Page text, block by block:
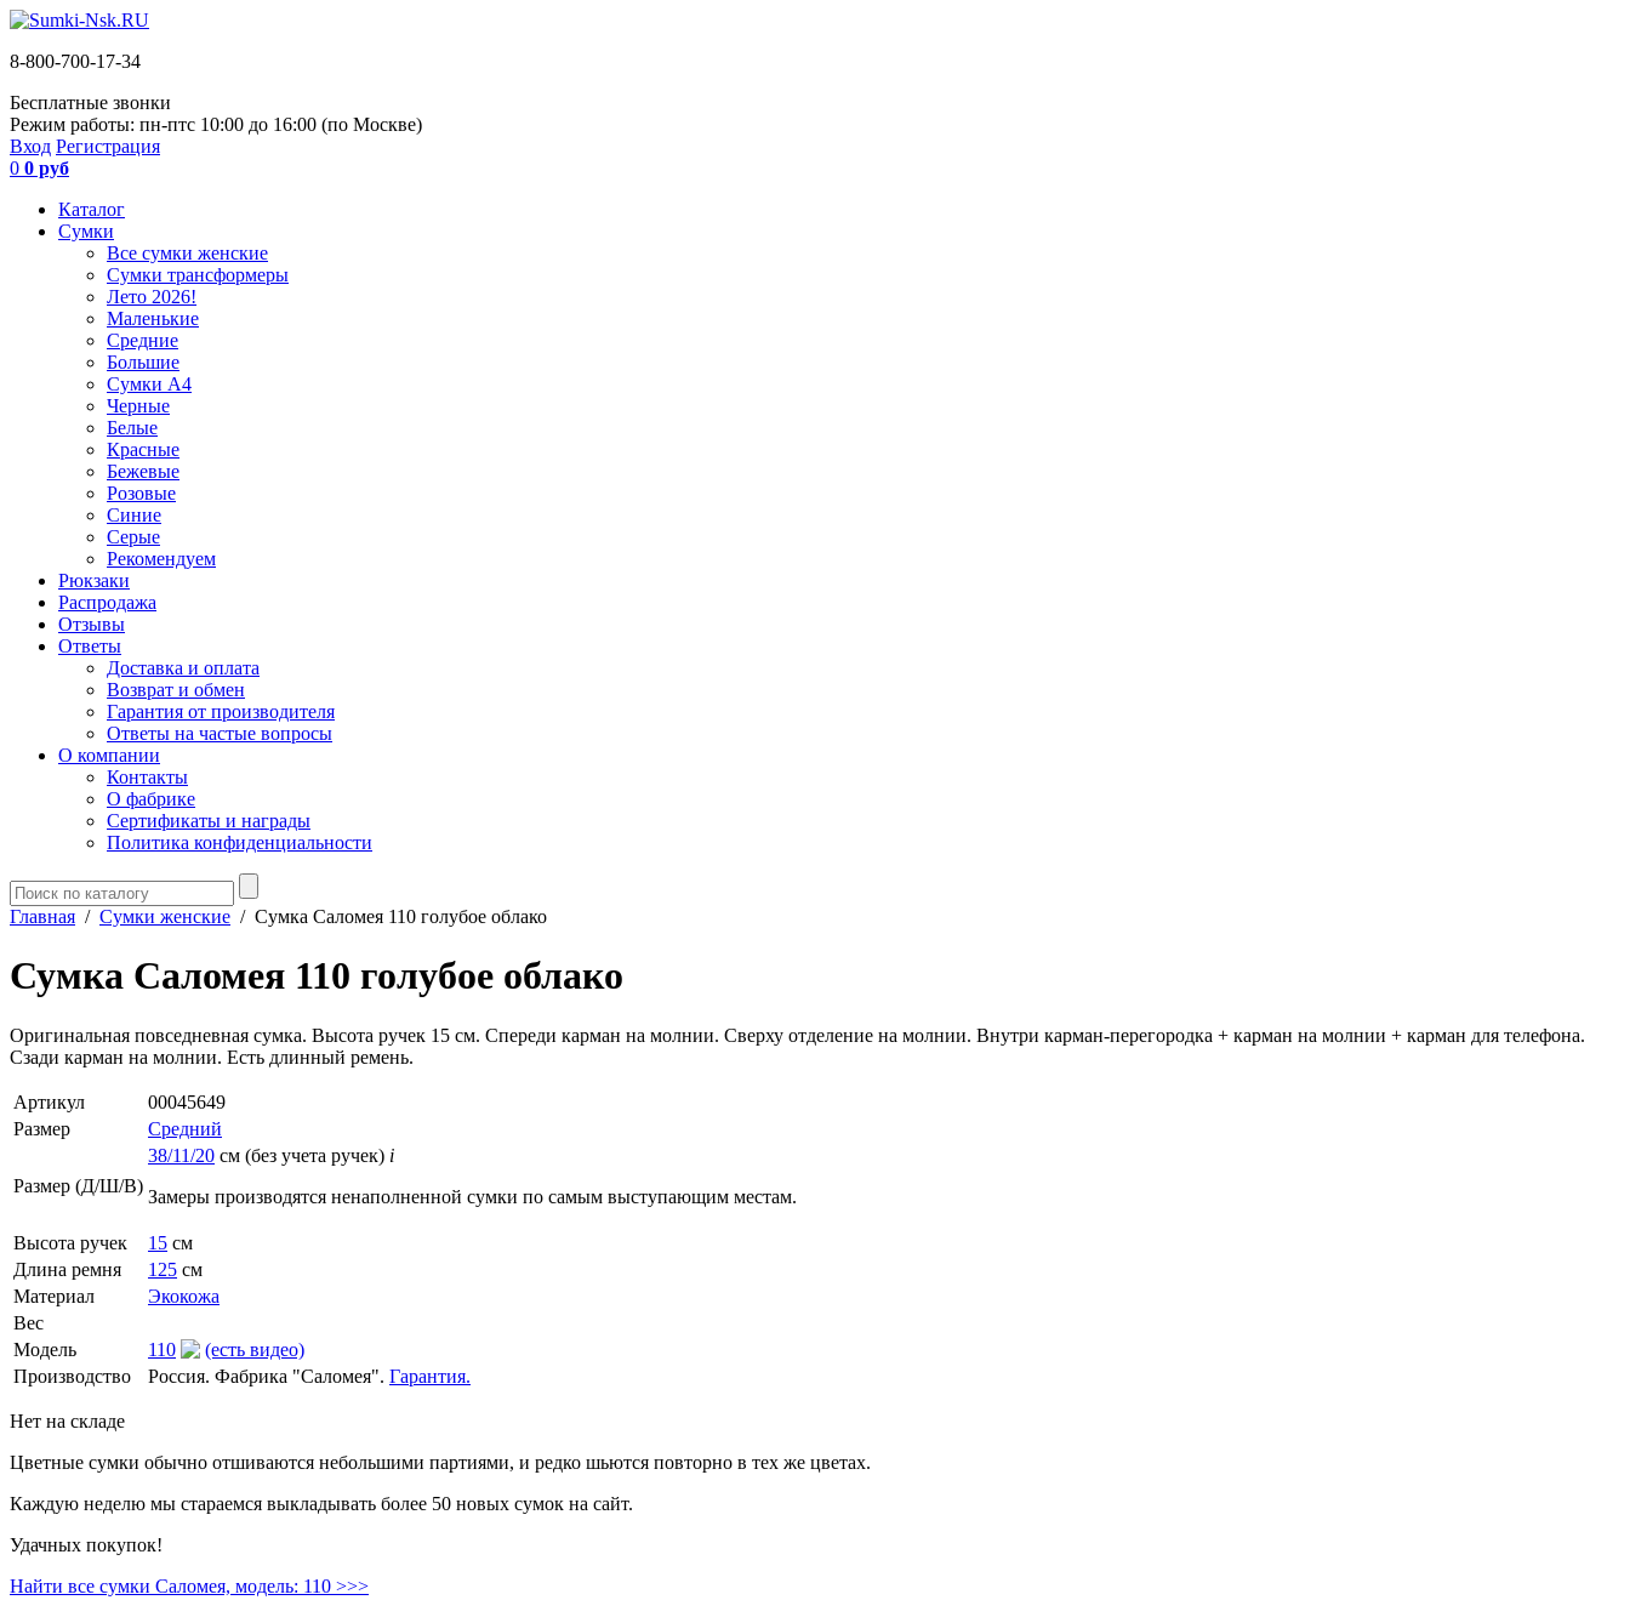
8-800-700-17-34
Бесплатные звонки
Режим работы: пн-птс 10:00 до 16:00 (по Москве)
Вход Регистрация
0 0 руб
Каталог
Сумки
Все сумки женские
Сумки трансформеры
Лето 2026!
Маленькие
Средние
Большие
Сумки А4
Черные
Белые
Красные
Бежевые
Розовые
Синие
Серые
Рекомендуем
Рюкзаки
Распродажа
Отзывы
Ответы
Доставка и оплата
Возврат и обмен
Гарантия от производителя
Ответы на частые вопросы
О компании
Контакты
О фабрике
Сертификаты и награды
Политика конфиденциальности
Главная / Сумки женские / Сумка Саломея 110 голубое облако
Сумка Саломея 110 голубое облако
Оригинальная повседневная сумка. Высота ручек 15 см. Спереди карман на молнии. Сверху отделение на молнии. Внутри карман-перегородка + карман на молнии + карман для телефона.
Сзади карман на молнии. Есть длинный ремень.
Артикул
00045649
Размер
Средний
Размер (Д/Ш/В)
38/11/20 см (без учета ручек) i
Замеры производятся ненаполненной сумки по самым выступающим местам.
Высота ручек 15 см
Длина ремня
125 см
Материал
Экокожа
Вес
Модель
110
(есть видео)
Производство
Россия. Фабрика "Саломея". Гарантия.
Нет на складе
Цветные сумки обычно отшиваются небольшими партиями, и редко шьются повторно в тех же цветах.
Каждую неделю мы стараемся выкладывать более 50 новых сумок на сайт.
Удачных покупок!
Найти все сумки Саломея, модель: 110 >>>